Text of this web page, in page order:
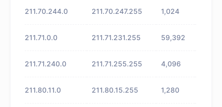
211.70.244.0 211.70.247.255 1,024
211.71.0.0 211.71.231.255 59,392
211.71.240.0 211.71.255.255 4,096
211.80.11.0 211.80.15.255 1,280